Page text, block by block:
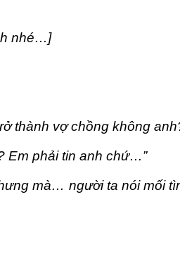
nhé…]
thành vợ chồng không
phải tin anh chứ…”
mà… người ta nói mối